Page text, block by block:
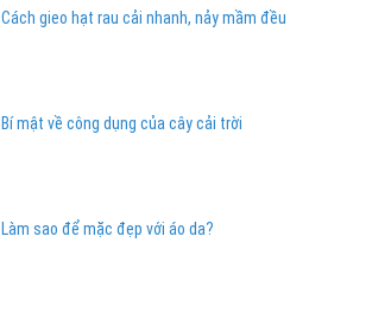
Cách gieo hạt rau cải nhanh, nảy mầm đều
Bí mật về công dụng của cây cải trời
Làm sao để mặc đẹp với áo da?